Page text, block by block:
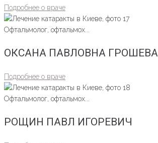
Подробнее о враче
Офтальмолог, офтальмох...
ОКСАНА ПАВЛОВНА ГРОШЕВА
Подробнее о враче
Офтальмолог, офтальмох...
РОЩИН ПАВЛ ИГОРЕВИЧ